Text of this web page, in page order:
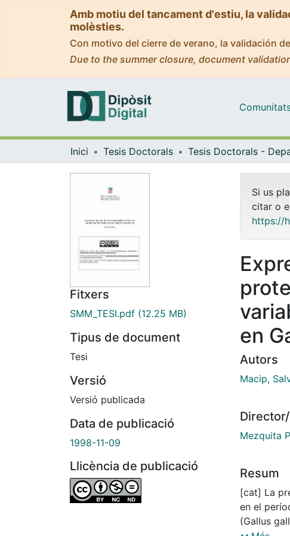
Amb motiu del tancament d'estiu, la
molèsties.
Con motivo del cierre de verano, la validación
Due to the summer closure, document
Inici Tesis Doctorals
Fitxers
SMM_TESI.pdf (12.25 MB)
Tipus de document
Tesi
Versió
Versió publicada
Data de publicació
1998-11-09
Llicència de publicació
Si us
citar o
https://
en
Autors
Macip,
Mezquita
Resum
[cat] La
en el
(Gallus